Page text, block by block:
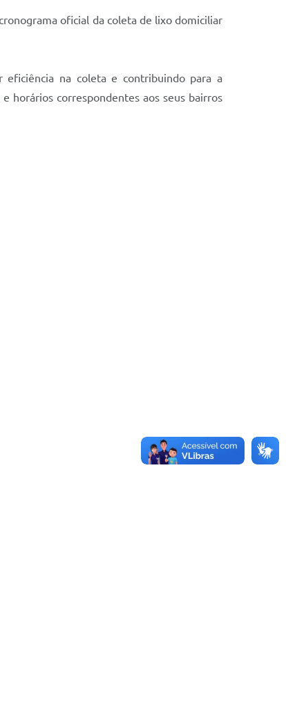
oficial da coleta de lixo domiciliar
eficiência na coleta e contribuindo para a
horários correspondentes aos seus bairros